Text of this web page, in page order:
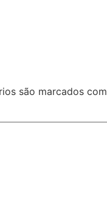
são marcados com